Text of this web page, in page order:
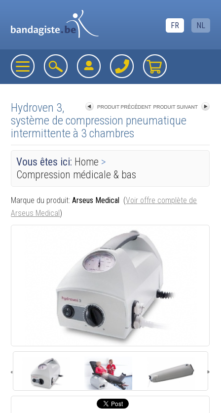
FR NL
Hydroven 3,
système de compression pneumatique
intermittente à 3 chambres
Vous êtes ici: Home >
Compression médicale & bas
Marque du produit:Arseus Medical (Voir offre complète de
Arseus Medical)